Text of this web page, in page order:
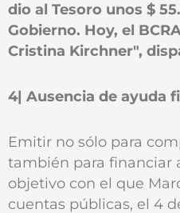
dio al Tesoro unos $
Gobierno. Hoy, el
Cristina Kirchner",
4| Ausencia de ayuda
Emitir no sólo para
también para financiar
objetivo con el que
cuentas públicas, el 4